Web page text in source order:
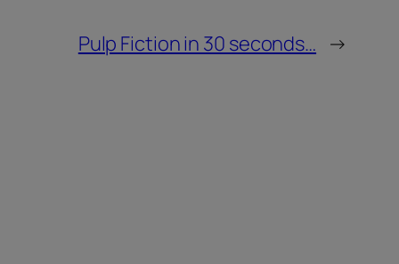
Pulp Fiction in 30 seconds… →